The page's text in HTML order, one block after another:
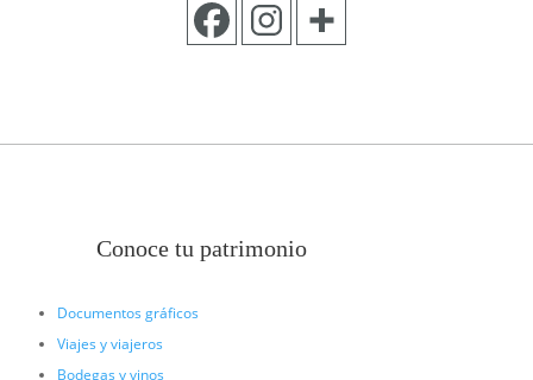
Conoce tu patrimonio
Documentos gráficos
Viajes y viajeros
Bodegas y vinos